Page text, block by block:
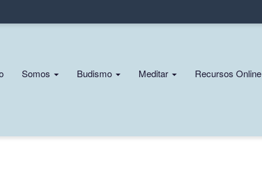
Somos Budismo Meditar Recursos Online